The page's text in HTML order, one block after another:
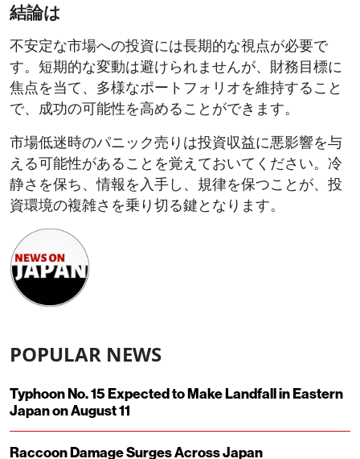
結論は
不安定な市場への投資には長期的な視点が必要で
す。短期的な変動は避けられませんが、財務目標に
焦点を当て、多様なポートフォリオを維持すること
で、成功の可能性を高めることができます。
市場低迷時のパニック売りは投資収益に悪影響を与
える可能性があることを覚えておいてください。冷
静さを保ち、情報を入手し、規律を保つことが、投
資環境の複雑さを乗り切る鍵となります。
POPULAR NEWS
Typhoon No. 15 Expected to Make Landfall in Eastern
Japan on August 11
Raccoon Damage Surges Across Japan